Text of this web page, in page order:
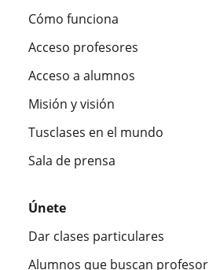
Cómo funciona
Acceso profesores
Acceso a alumnos
Misión y visión
Tusclases en el mundo
Sala de prensa
Únete
Dar clases particulares
Alumnos que buscan profesor